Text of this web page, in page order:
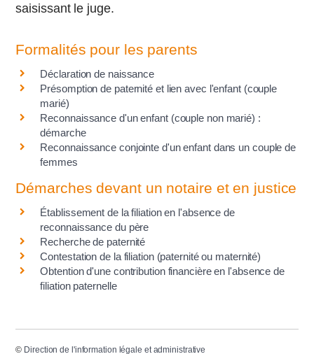
saisissant le juge.
Formalités pour les parents
Déclaration de naissance
Présomption de paternité et lien avec l'enfant (couple
marié)
Reconnaissance d'un enfant (couple non marié) :
démarche
Reconnaissance conjointe d'un enfant dans un couple de
femmes
Démarches devant un notaire et en justice
Établissement de la filiation en l'absence de
reconnaissance du père
Recherche de paternité
Contestation de la filiation (paternité ou maternité)
Obtention d'une contribution financière en l'absence de
filiation paternelle
© Direction de l'information légale et administrative